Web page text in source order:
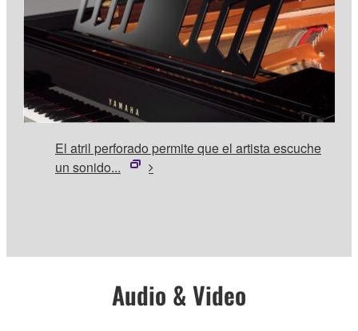
El atril perforado permite que el artista escuche
un sonido...
Audio & Video